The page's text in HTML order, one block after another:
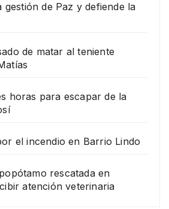
gestión de Paz y defiende la
de matar al teniente
horas para escapar de la
el incendio en Barrio Lindo
rescatada en
atención veterinaria